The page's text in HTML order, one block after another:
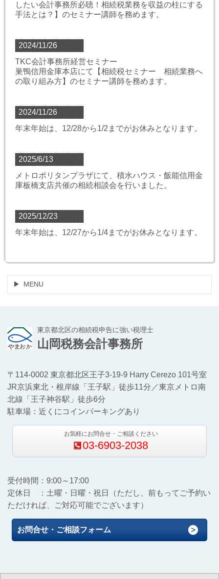
したい会計事務所必聴！相続税業務を収益の柱にする
手法とは？】のセミナー講師を務めます。
2024/11/26
TKC会計事務所経営セミナー
巣鴨信用金庫本店にて【相続税セミナー 相続業務へ
の取り組み方】のセミナー講師を務めます。
2024/11/26
年末年始は、12/28から1/2までがお休みとなります。
2025/6/13
メトロポリタンプラザにて、積水ハウス・飯能信用金
庫板橋支店共催の相続相談会を行いました。
2025/12/23
年末年始は、12/27から1/4までがお休みとなります。
MENU
東京都北区の相続税申告に強い税理士
山岡税務会計事務所
〒114-0002 東京都北区王子3-19-9 Harry Cerezo 101号室
JR京浜東北・根岸線「王子駅」徒歩11分／東京メトロ南
北線「王子神谷駅」徒歩6分
駐車場：近くにコインパーキングあり
お気軽にお問合せ・ご相談ください
03-6903-2038
受付時間：9:00～17:00
定休日 ：土曜・日曜・祝日（ただし、前もってご予約い
ただければ、ご対応可能でございます）
お問合せ・ご相談フォーム